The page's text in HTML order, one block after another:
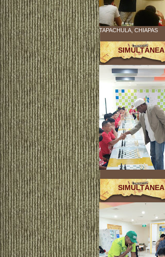
TAPACHULA, CHIAPAS
SIMULTÁNEA
SIMULTÁNEA